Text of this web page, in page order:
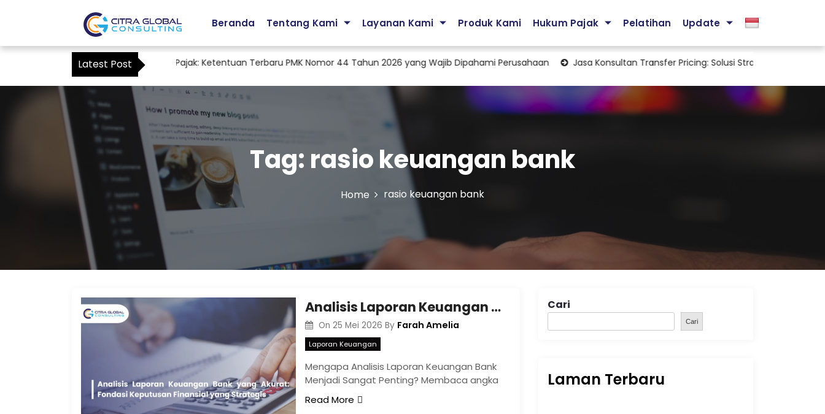
Beranda Tentang Kami Layanan Kami Produk Kami Hukum Pajak Pelatihan Update
Latest Post
Staf Accounting sebagai Kuasa Pajak: Ketentuan Terbaru PMK Nomor 44 Tahun 2026 yang Wajib Dipahami Perusahaan Jasa Konsultan Transfer Pricing: Solusi Strategis Mengelola
Tag: rasio keuangan bank
Home rasio keuangan bank
Analisis Laporan Keuangan Bank yang Akurat: Fondasi Keputusan Finansial yang Strategis
On 25 Mei 2026 By Farah Amelia
Laporan Keuangan
Mengapa Analisis Laporan Keuangan Bank
Menjadi Sangat Penting? Membaca angka
Read More
Cari
Cari
Laman Terbaru